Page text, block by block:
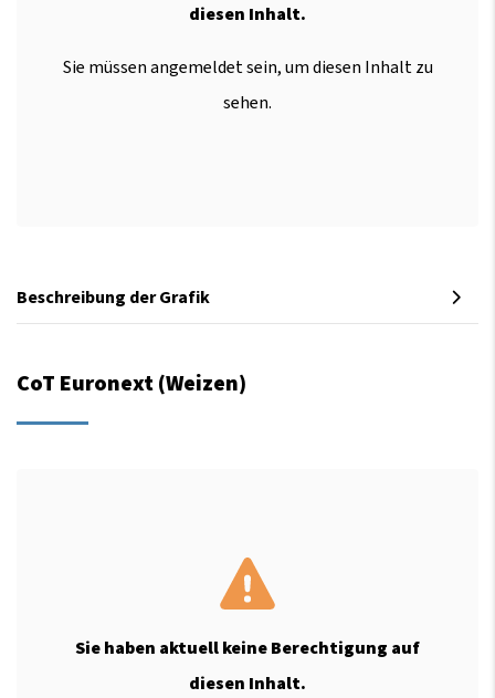
diesen Inhalt.
Sie müssen angemeldet sein, um diesen Inhalt zu
sehen.
Beschreibung der Grafik
CoT Euronext (Weizen)
Sie haben aktuell keine Berechtigung auf
diesen Inhalt.